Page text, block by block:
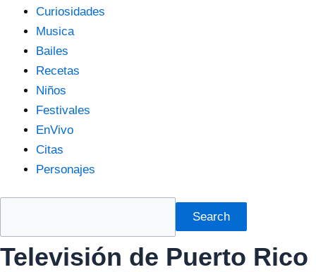
Curiosidades
Musica
Bailes
Recetas
Niños
Festivales
EnVivo
Citas
Personajes
Search
Televisión de Puerto Rico